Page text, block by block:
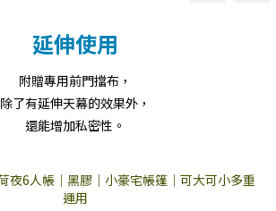
延伸使用
附贈專用前門擋布，
除了有延伸天幕的效果外，
還能增加私密性。